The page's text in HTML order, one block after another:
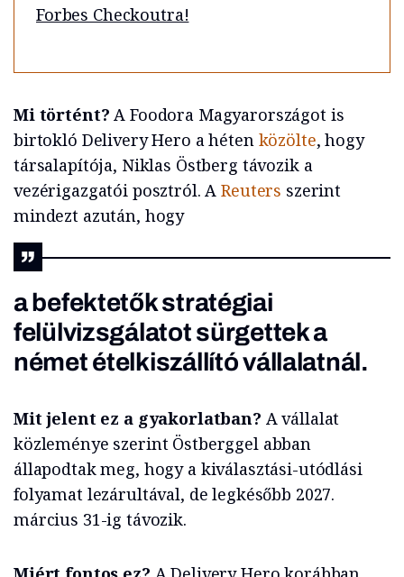
Forbes Checkoutra!
Mi történt? A Foodora Magyarországot is
birtokló Delivery Hero a héten közölte, hogy
társalapítója, Niklas Östberg távozik a
vezérigazgatói posztról. AReuters szerint
mindezt azután, hogy
a befektetők stratégiai
felülvizsgálatot sürgettek a
német ételkiszállító vállalatnál.
Mit jelent ez a gyakorlatban? A vállalat
közleménye szerint Östberggel abban
állapodtak meg, hogy a kiválasztási-utódlási
folyamat lezárultával, de legkésőbb 2027.
március 31-ig távozik.